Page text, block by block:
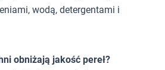
wodą, detergentami i
obniżają jakość pereł?